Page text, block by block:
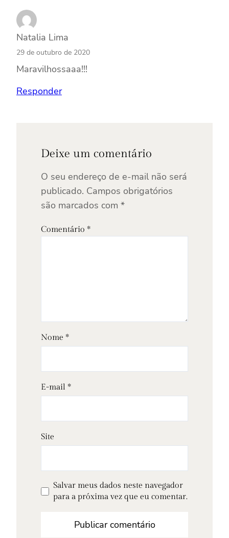
Natalia Lima
29 de outubro de 2020
Maravilhossaaa!!!
Responder
Deixe um comentário
O seu endereço de e-mail não será
publicado. Campos obrigatórios
são marcados com *
Comentário *
Nome *
E-mail *
Site
Salvar meus dados neste navegador
para a próxima vez que eu comentar.